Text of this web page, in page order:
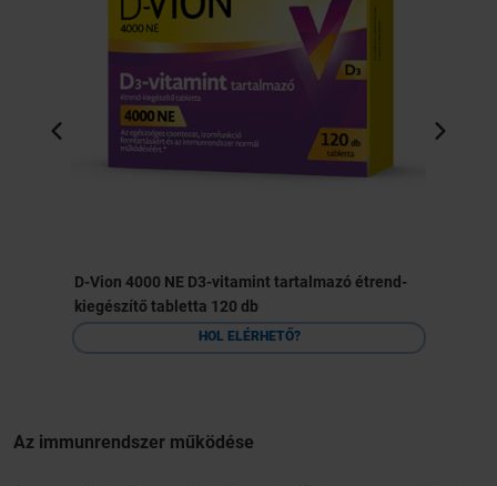
D-Vion 4000 NE D3-vitamint tartalmazó étrend-
kiegészítő tabletta 120 db
HOL ELÉRHETŐ?
Az immunrendszer működése